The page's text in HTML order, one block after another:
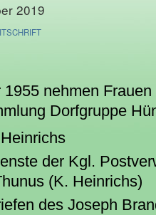
2019
1955 nehmen
Dorfgruppe
der Kgl.
(K. Heinrichs)
des Joseph